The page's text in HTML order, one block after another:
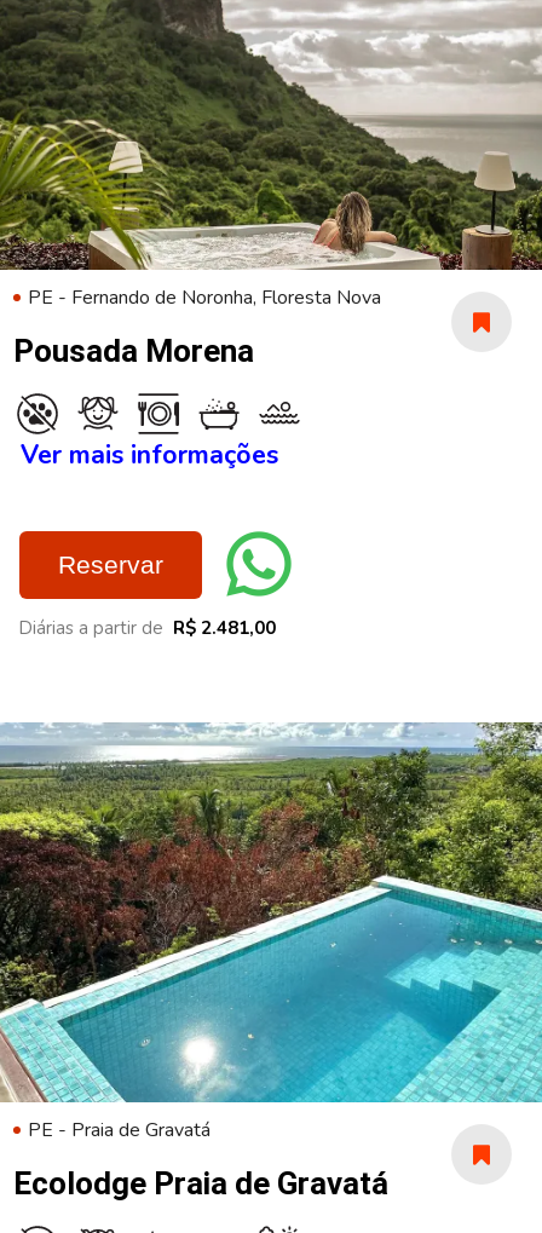
PE - Fernando de Noronha, Floresta Nova
Pousada Morena
Ver mais informações
Reservar
Diárias a partir de R$ 2.481,00
PE - Praia de Gravatá
Ecolodge Praia de Gravatá